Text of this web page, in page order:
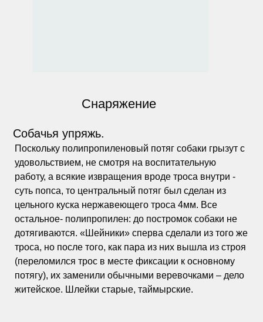
Поскольку полипропиленовый потяг собаки грызут с
удовольствием, не смотря на воспитательную
работу, а всякие извращения вроде троса внутри -
суть попса, то центральный потяг был сделан из
цельного куска нержавеющего троса 4мм. Все
остальное- полипропилен: до постромок собаки не
дотягиваются. «Шейники» сперва сделали из того же
троса, но после того, как пара из них вышла из строя
(переломился трос в месте фиксации к основному
потягу), их заменили обычными веревочками – дело
житейское. Шлейки старые, таймырские.
Собачья упряжь.
Снаряжение